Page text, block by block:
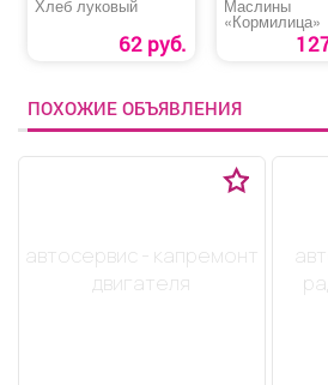
Хлеб луковый
62 руб.
Маслины
«Кормилица»
ПОХОЖИЕ ОБЪЯВЛЕНИЯ
автосервис - капремонт
двигателя